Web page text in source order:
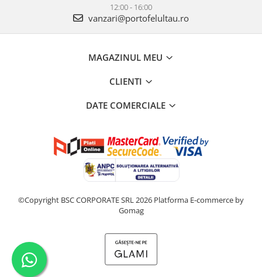
12:00 - 16:00
vanzari@portofelultau.ro
MAGAZINUL MEU
CLIENTI
DATE COMERCIALE
©Copyright BSC CORPORATE SRL 2026 Platforma E-commerce by
Gomag